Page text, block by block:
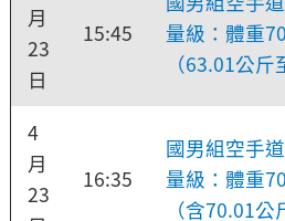
月
23
日
15:45
量級：體重
（63.01公斤
4
月
23
16:35
國男組空手
量級：體重
（含70.01公